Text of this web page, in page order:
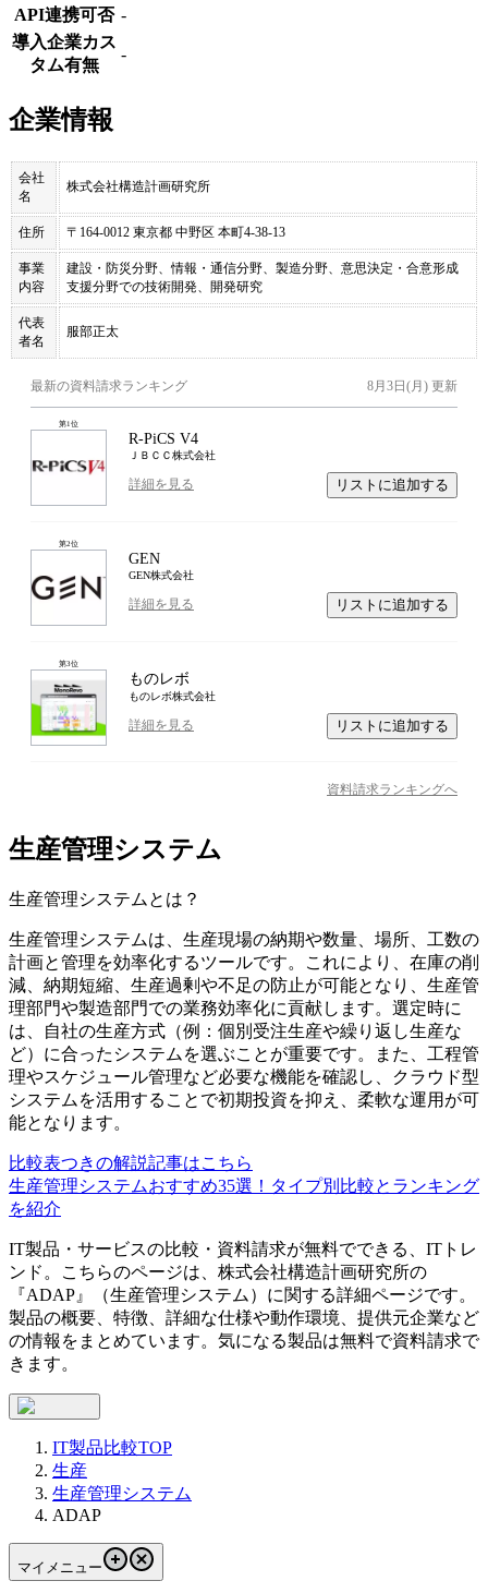
API連携可否 -
導入企業カス
タム有無
-
企業情報
会社
名
株式会社構造計画研究所
住所 〒164-0012 東京都 中野区 本町4-38-13
事業
内容
建設・防災分野、情報・通信分野、製造分野、意思決定・合意形成
支援分野での技術開発、開発研究
代表
者名
服部正太
最新の資料請求ランキング 8月3日(月) 更新
第1位
R-PiCS V4
ＪＢＣＣ株式会社
詳細を見る リストに追加する
第2位
GEN
GEN株式会社
詳細を見る リストに追加する
第3位
ものレボ
ものレボ株式会社
詳細を見る リストに追加する
資料請求ランキングへ
生産管理システム
生産管理システム とは？
生産管理システムは、生産現場の納期や数量、場所、工数の
計画と管理を効率化するツールです。これにより、在庫の削
減、納期短縮、生産過剰や不足の防止が可能となり、生産管
理部門や製造部門での業務効率化に貢献します。選定時に
は、自社の生産方式（例：個別受注生産や繰り返し生産な
ど）に合ったシステムを選ぶことが重要です。また、工程管
理やスケジュール管理など必要な機能を確認し、クラウド型
システムを活用することで初期投資を抑え、柔軟な運用が可
能となります。
比較表つきの解説記事はこちら
生産管理システムおすすめ35選！タイプ別比較とランキング
を紹介
IT製品・サービスの比較・資料請求が無料でできる、ITトレ
ンド。こちらのページは、 株式会社構造計画研究所の
『ADAP 』（生産管理システム ）に関する詳細ページです。
製品の概要、特徴、詳細な仕様や動作環境、提供元企業など
の情報をまとめています。気になる製品は無料で資料請求で
きます。
IT製品比較TOP
生産
生産管理システム
ADAP
マイメニュー